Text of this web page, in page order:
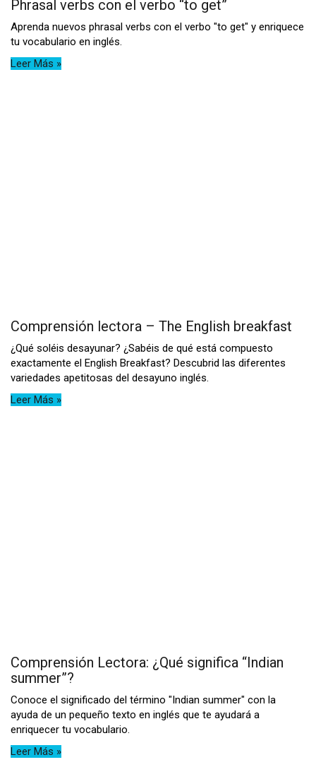
Phrasal verbs con el verbo “to get”
Aprenda nuevos phrasal verbs con el verbo "to get" y enriquece
tu vocabulario en inglés.
Leer Más »
Comprensión lectora – The English breakfast
¿Qué soléis desayunar? ¿Sabéis de qué está compuesto
exactamente el English Breakfast? Descubrid las diferentes
variedades apetitosas del desayuno inglés.
Leer Más »
Comprensión Lectora: ¿Qué significa “Indian
summer”?
Conoce el significado del término "Indian summer" con la
ayuda de un pequeño texto en inglés que te ayudará a
enriquecer tu vocabulario.
Leer Más »